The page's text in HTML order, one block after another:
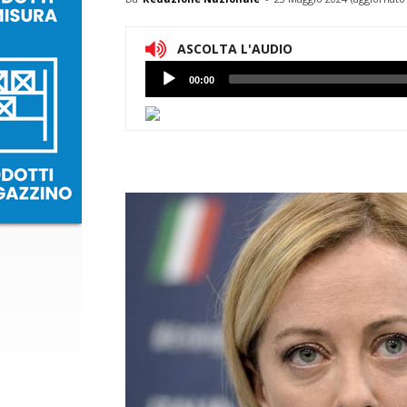
ASCOLTA L'AUDIO
Lettore
Audio
00:00